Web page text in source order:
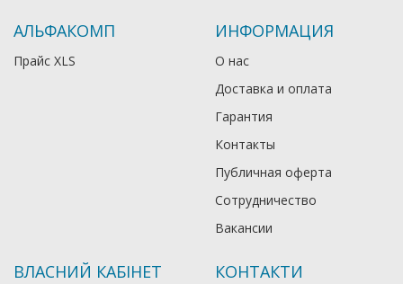
АЛЬФАКОМП
Прайс XLS
ИНФОРМАЦИЯ
О нас
Доставка и оплата
Гарантия
Контакты
Публичная оферта
Сотрудничество
Вакансии
ВЛАСНИЙ КАБІНЕТ КОНТАКТИ